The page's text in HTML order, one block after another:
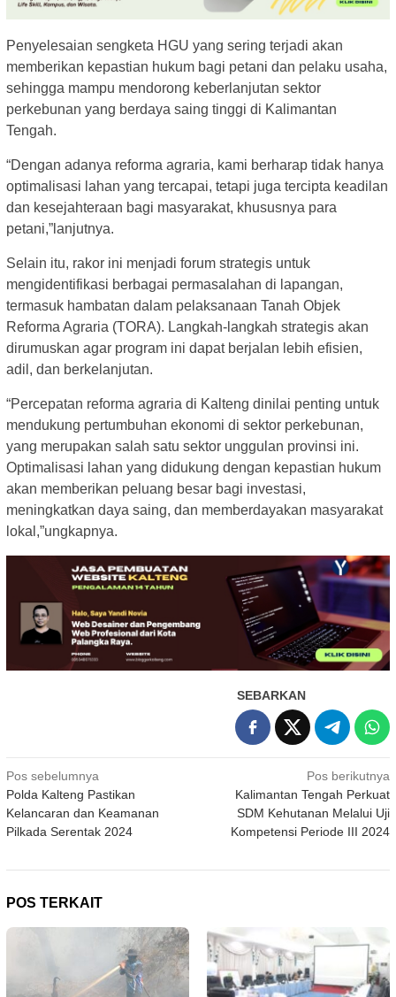
Penyelesaian sengketa HGU yang sering terjadi akan
memberikan kepastian hukum bagi petani dan pelaku usaha,
sehingga mampu mendorong keberlanjutan sektor
perkebunan yang berdaya saing tinggi di Kalimantan
Tengah.
“Dengan adanya reforma agraria, kami berharap tidak hanya
optimalisasi lahan yang tercapai, tetapi juga tercipta keadilan
dan kesejahteraan bagi masyarakat, khususnya para
petani,”lanjutnya.
Selain itu, rakor ini menjadi forum strategis untuk
mengidentifikasi berbagai permasalahan di lapangan,
termasuk hambatan dalam pelaksanaan Tanah Objek
Reforma Agraria (TORA). Langkah-langkah strategis akan
dirumuskan agar program ini dapat berjalan lebih efisien,
adil, dan berkelanjutan.
“Percepatan reforma agraria di Kalteng dinilai penting untuk
mendukung pertumbuhan ekonomi di sektor perkebunan,
yang merupakan salah satu sektor unggulan provinsi ini.
Optimalisasi lahan yang didukung dengan kepastian hukum
akan memberikan peluang besar bagi investasi,
meningkatkan daya saing, dan memberdayakan masyarakat
lokal,”ungkapnya.
SEBARKAN
Navigasi
pos
Pos sebelumnya
Polda Kalteng Pastikan
Kelancaran dan Keamanan
Pilkada Serentak 2024
Pos berikutnya
Kalimantan Tengah Perkuat
SDM Kehutanan Melalui Uji
Kompetensi Periode III 2024
POS TERKAIT